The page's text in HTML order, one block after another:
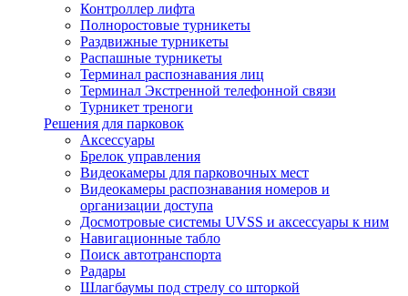
Контроллер лифта
Полноростовые турникеты
Раздвижные турникеты
Распашные турникеты
Терминал распознавания лиц
Терминал Экстренной телефонной связи
Турникет треноги
Решения для парковок
Аксессуары
Брелок управления
Видеокамеры для парковочных мест
Видеокамеры распознавания номеров и
организации доступа
Досмотровые системы UVSS и аксессуары к ним
Навигационные табло
Поиск автотранспорта
Радары
Шлагбаумы под стрелу со шторкой